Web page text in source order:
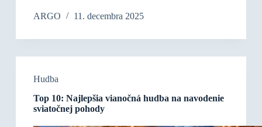
ARGO 11. decembra 2025
Hudba
Top 10: Najlepšia vianočná hudba na navodenie
sviatočnej pohody